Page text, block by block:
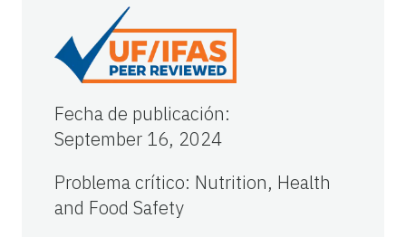
Fecha de publicación:
September 16, 2024
Problema crítico: Nutrition, Health
and Food Safety